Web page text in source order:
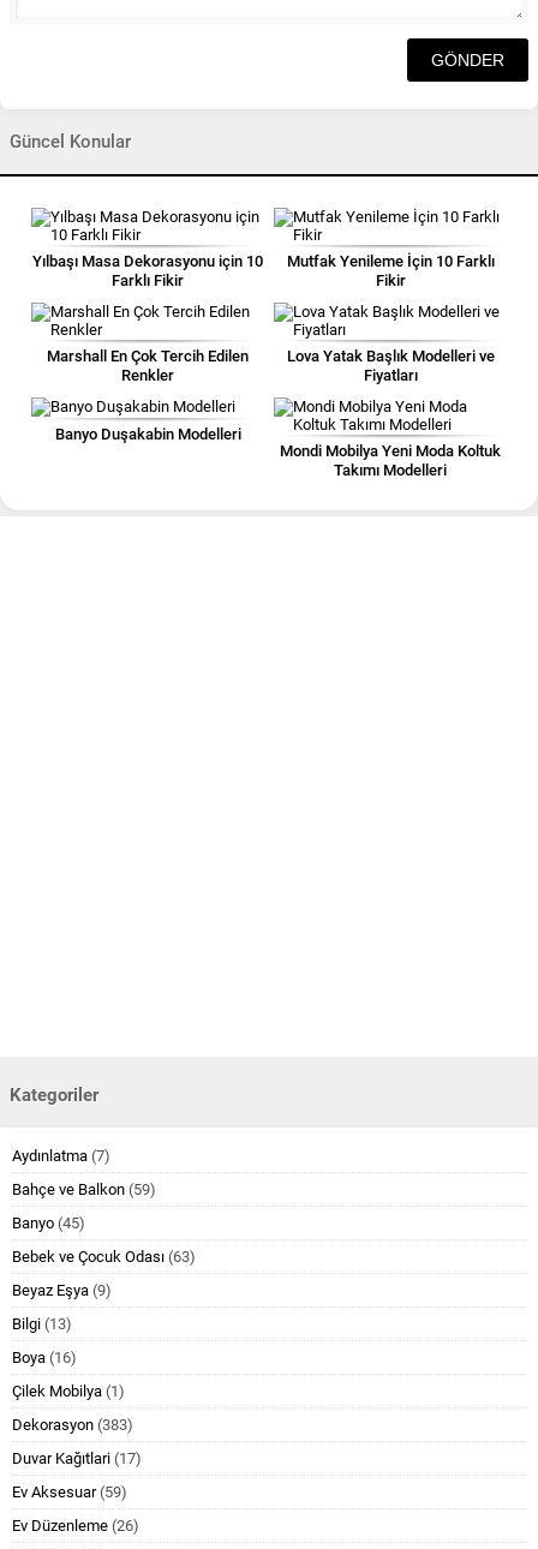
Güncel Konular
Yılbaşı Masa Dekorasyonu için 10
Farklı Fikir
Mutfak Yenileme İçin 10 Farklı
Fikir
Marshall En Çok Tercih Edilen
Renkler
Lova Yatak Başlık Modelleri ve
Fiyatları
Banyo Duşakabin Modelleri
Mondi Mobilya Yeni Moda Koltuk
Takımı Modelleri
Kategoriler
Aydınlatma (7)
Bahçe ve Balkon (59)
Banyo (45)
Bebek ve Çocuk Odası (63)
Beyaz Eşya (9)
Bilgi (13)
Boya (16)
Çilek Mobilya (1)
Dekorasyon (383)
Duvar Kağıtlari (17)
Ev Aksesuar(59)
Ev Düzenleme (26)